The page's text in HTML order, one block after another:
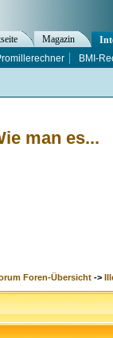
man es...
Foren-Übersicht ->
Magazin
BMI-